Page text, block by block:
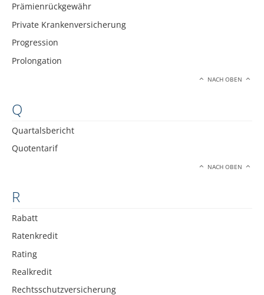
Prämienrückgewähr
Private Krankenversicherung
Progression
Prolongation
NACH OBEN
Q
Quartalsbericht
Quotentarif
NACH OBEN
R
Rabatt
Ratenkredit
Rating
Realkredit
Rechtsschutzversicherung